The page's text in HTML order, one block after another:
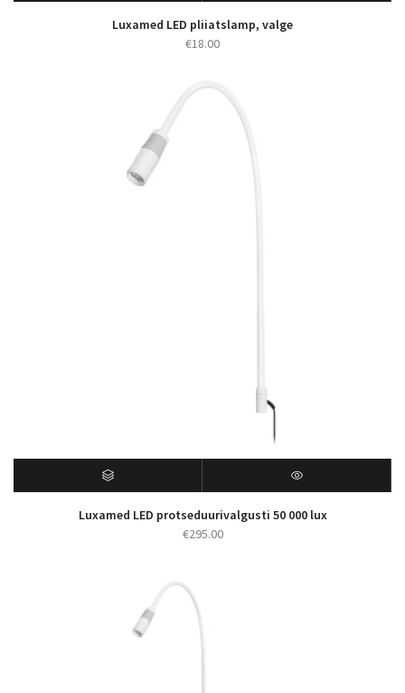
Luxamed LED pliiatslamp, valge
€18.00
Luxamed LED protseduurivalgusti 50 000 lux
€295.00